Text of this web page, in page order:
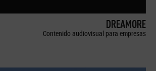
DREAMORE
Contenido audiovisual para empresas